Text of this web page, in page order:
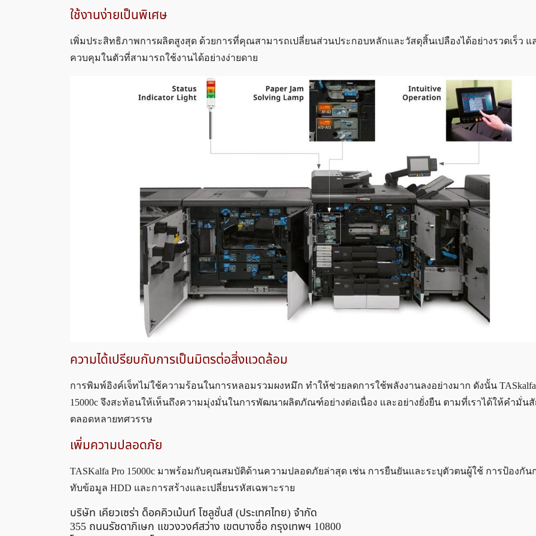
ใช้งานง่ายเป็นพิเศษ
เพิ่มประสิทธิภาพการผลิตสูงสุด ด้วยการที่คุณสามารถเปลี่ยนส่วนประกอบหลักและวัสดุสิ้นเปลืองได้อย่างรวดเร็ว แ
ควบคุมในตัวที่สามารถใช้งานได้อย่างง่ายดาย
ความได้เปรียบกับการเป็นมิตรต่อสิ่งแวดล้อม
การพิมพ์อิงค์เจ็ทไม่ใช้ความร้อนในการหลอมรวมผงหมึก ทำให้ช่วยลดการใช้พลังงานลงอย่างมาก ดังนั้น TASkalfa
15000c จึงสะท้อนให้เห็นถึงความมุ่งมั่นในการพัฒนาผลิตภัณฑ์อย่างต่อเนื่อง และอย่างยั่งยืน ตามที่เราได้ให้คำมั่
ตลอดหลายทศวรรษ
เพิ่มความปลอดภัย
TASKalfa Pro 15000c มาพร้อมกับคุณสมบัติด้านความปลอดภัยล่าสุด เช่น การยืนยันและระบุตัวตนผู้ใช้ การป้องกัน
ทับข้อมูล HDD และการสร้างและเปลี่ยนรหัสเฉพาะราย
บริษัท เคียวเซร่า ด็อคคิวเม้นท์ โซลูชั่นส์ (ประเทศไทย) จำกัด
355 ถนนรัชดาภิเษก แขวงวงศ์สว่าง เขตบางซื่อ กรุงเทพฯ 10800